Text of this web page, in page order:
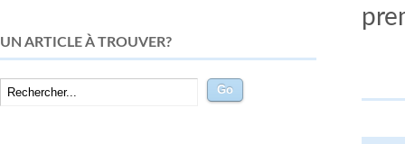
UN ARTICLE À TROUVER?